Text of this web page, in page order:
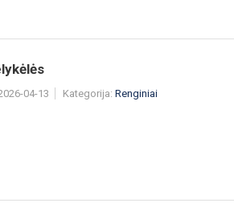
04-13 Kategorija: Renginiai